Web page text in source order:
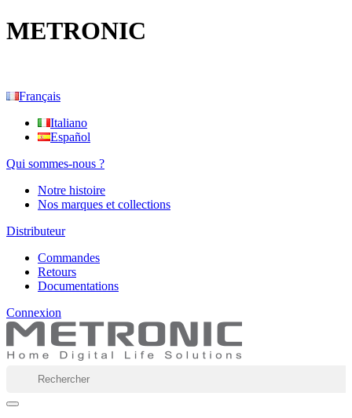
METRONIC
Français
Italiano
Español
Qui sommes-nous ?
Notre histoire
Nos marques et collections
Distributeur
Commandes
Retours
Documentations
Connexion